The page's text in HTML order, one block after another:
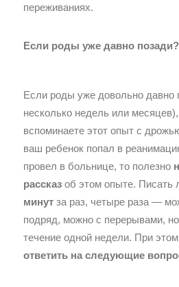
переживаниях.
Если роды уже давно позади?
Если роды уже довольно давно
несколько недель или
вспоминаете этот опыт с
ваш ребенок попал в
провел в больнице, то полезно
рассказоб этом опыте. Писать
минутза раз, четыре раза —
подряд, можно с перерывами,
течение одной недели. При этом
ответить на следующие